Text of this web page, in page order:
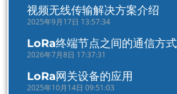
视频无线传输解决方案介绍
2025年9月17日 13:57:34
LoRa终端节点之间的通信方
2026年7月8日 17:37:31
LoRa网关设备的应用
2025年10月14日 09:51:03